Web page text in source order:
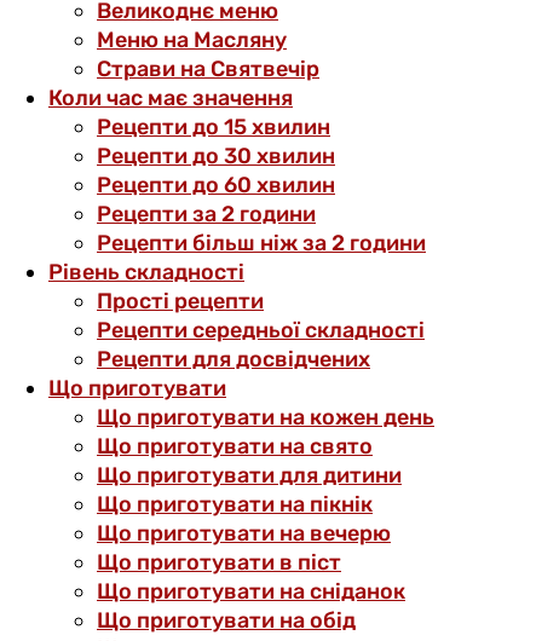
Великоднє меню
Меню на Масляну
Страви на Святвечір
Коли час має значення
Рецепти до 15 хвилин
Рецепти до 30 хвилин
Рецепти до 60 хвилин
Рецепти за 2 години
Рецепти більш ніж за 2 години
Рівень складності
Прості рецепти
Рецепти середньої складності
Рецепти для досвідчених
Що приготувати
Що приготувати на кожен день
Що приготувати на свято
Що приготувати для дитини
Що приготувати на пікнік
Що приготувати на вечерю
Що приготувати в піст
Що приготувати на сніданок
Що приготувати на обід